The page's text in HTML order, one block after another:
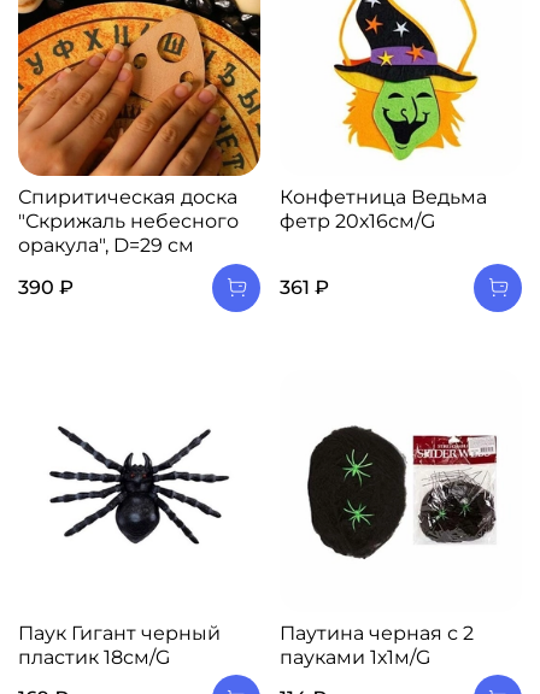
Спиритическая доска
"Скрижаль небесного
оракула", D=29 см
390 ₽
Конфетница Ведьма
фетр 20х16см/G
361 ₽
Паук Гигант черный
пластик 18см/G
Паутина черная с 2
пауками 1х1м/G